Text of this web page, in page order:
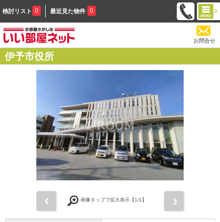
検討リスト 0 最近見た物件 0
お問合せ
伊予市役所
画像タップで拡大表示【1/1】